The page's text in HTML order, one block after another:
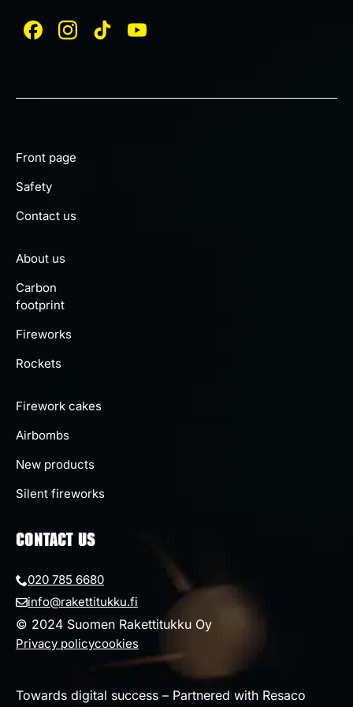
© 2024 Suomen Rakettitukku Oy
Privacy policycookies
Front page
Safety
Contact us
About us
Carbon
footprint
Fireworks
Rockets
Firework cakes
Airbombs
New products
Silent fireworks
CONTACT US
020 785 6680
info@rakettitukku.fi
Towards digital success – Partnered with Resaco